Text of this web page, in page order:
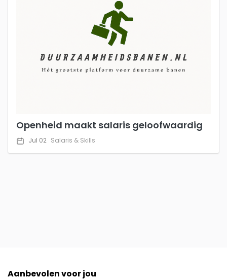
Openheid maakt salaris geloofwaardig
Jul 02 Salaris & Skills
Aanbevolen voor jou